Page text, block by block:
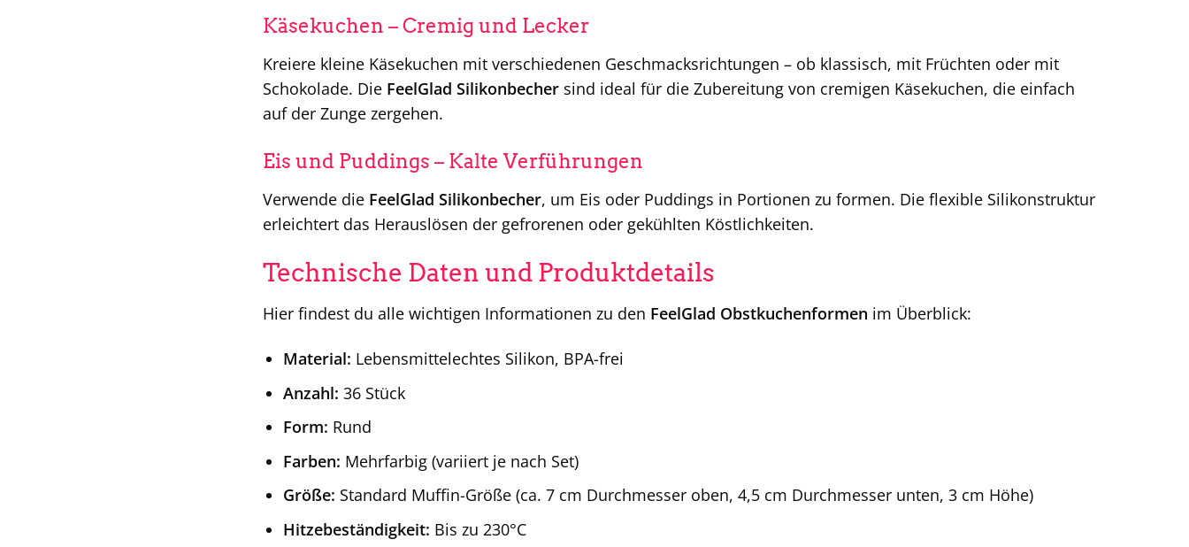
Käsekuchen – Cremig und Lecker
Kreiere kleine Käsekuchen mit verschiedenen Geschmacksrichtungen – ob klassisch, mit Früchten oder mit
Schokolade. Die FeelGlad Silikonbecher sind ideal für die Zubereitung von cremigen Käsekuchen, die einfach
auf der Zunge zergehen.
Eis und Puddings – Kalte Verführungen
Verwende die FeelGlad Silikonbecher, um Eis oder Puddings in Portionen zu formen. Die flexible Silikonstruktur
erleichtert das Herauslösen der gefrorenen oder gekühlten Köstlichkeiten.
Technische Daten und Produktdetails
Hier findest du alle wichtigen Informationen zu den FeelGlad Obstkuchenformen im Überblick:
Material: Lebensmittelechtes Silikon, BPA-frei
Anzahl: 36 Stück
Form: Rund
Farben: Mehrfarbig (variiert je nach Set)
Größe: Standard Muffin-Größe (ca. 7 cm Durchmesser oben, 4,5 cm Durchmesser unten, 3 cm Höhe)
Hitzebeständigkeit: Bis zu 230°C